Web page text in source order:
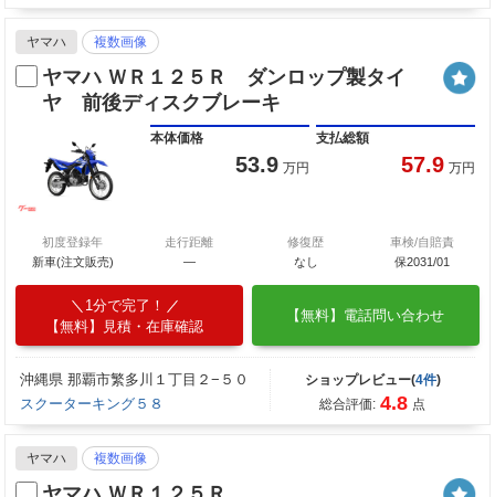
ヤマハ 複数画像
ヤマハ ＷＲ１２５Ｒ ダンロップ製タイ
ヤ 前後ディスクブレーキ
本体価格
53.9 万円
支払総額
57.9 万円
初度登録年
新車(注文販売)
走行距離
―
修復歴
なし
車検/自賠責
保2031/01
1分で完了！
【無料】見積・在庫確認
【無料】電話問い合わせ
沖縄県 那覇市繁多川１丁目２−５０
スクーターキング５８
ショップレビュー(4件)
総合評価: 4.8 点
ヤマハ 複数画像